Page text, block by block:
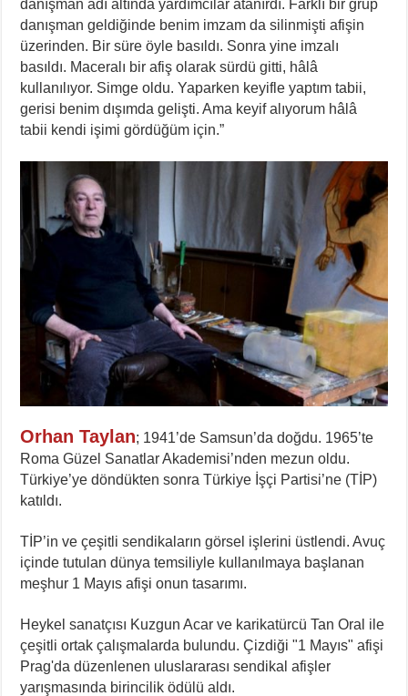
danışman adı altında yardımcılar atanırdı. Farklı bir grup
danışman geldiğinde benim imzam da silinmişti afişin
üzerinden. Bir süre öyle basıldı. Sonra yine imzalı
basıldı. Maceralı bir afiş olarak sürdü gitti, hâlâ
kullanılıyor. Simge oldu. Yaparken keyifle yaptım tabii,
gerisi benim dışımda gelişti. Ama keyif alıyorum hâlâ
tabii kendi işimi gördüğüm için.”
Orhan Taylan; 1941’de Samsun’da doğdu. 1965’te
Roma Güzel Sanatlar Akademisi’nden mezun oldu.
Türkiye’ye döndükten sonra Türkiye İşçi Partisi’ne (TİP)
katıldı.
TİP’in ve çeşitli sendikaların görsel işlerini üstlendi. Avuç
içinde tutulan dünya temsiliyle kullanılmaya başlanan
meşhur 1 Mayıs afişi onun tasarımı.
Heykel sanatçısı Kuzgun Acar ve karikatürcü Tan Oral ile
çeşitli ortak çalışmalarda bulundu. Çizdiği "1 Mayıs" afişi
Prag'da düzenlenen uluslararası sendikal afişler
yarışmasında birincilik ödülü aldı.